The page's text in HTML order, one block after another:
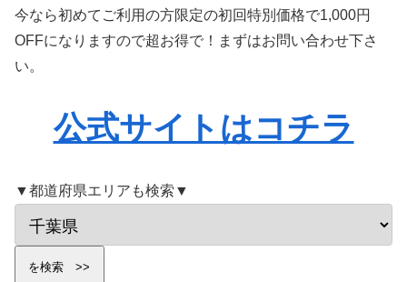
今なら初めてご利用の方限定の初回特別価格で1,000円
OFFになりますので超お得で！まずはお問い合わせ下さ
い。
公式サイトはコチラ
▼都道府県エリアも検索▼